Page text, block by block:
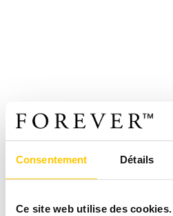
Consentement Détails
Ce site web utilise des cookies.